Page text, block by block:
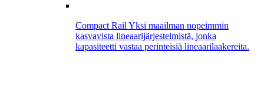
Compact Rail Yksi maailman nopeimmin
kasvavista lineaarijärjestelmistä, jonka
kapasiteetti vastaa perinteisiä lineaarilaakereita.